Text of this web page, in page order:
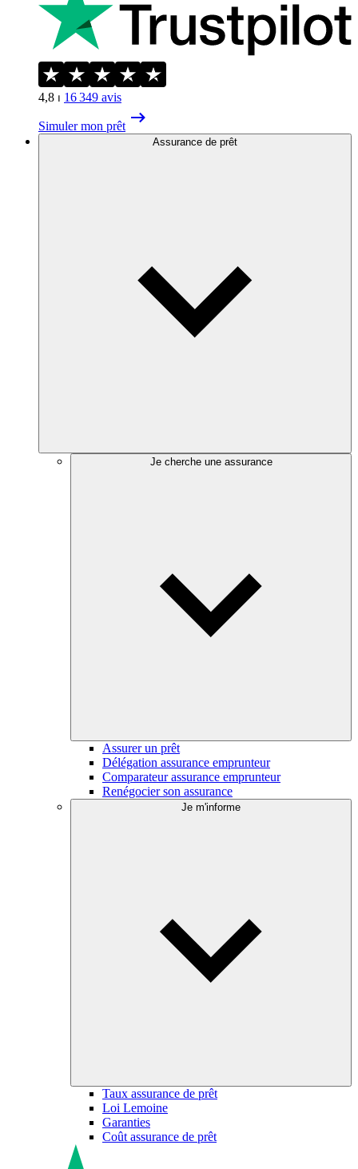
4,8 ⏐ 16 349 avis
Simuler mon prêt
Assurance de prêt
Je cherche une assurance
Assurer un prêt
Délégation assurance emprunteur
Comparateur assurance emprunteur
Renégocier son assurance
Je m'informe
Taux assurance de prêt
Loi Lemoine
Garanties
Coût assurance de prêt